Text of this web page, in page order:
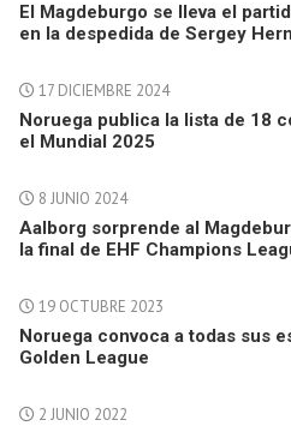
El Magdeburgo se lleva el
en la despedida de Sergey
17 DICIEMBRE 2024
Noruega publica la lista de 18
el Mundial 2025
8 JUNIO 2024
Aalborg sorprende al
la final de EHF Champions
19 OCTUBRE 2023
Noruega convoca a todas sus
Golden League
2 JUNIO 2022